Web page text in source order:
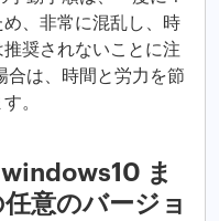
、非常に混乱し、時
奨されないことに注
合は、時間と労力を節
。
windows10 ま
意のバージョ